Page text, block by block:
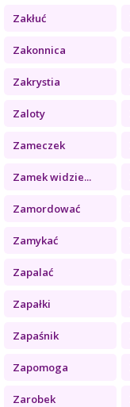
Zakłuć
Zakonnica
Zakrystia
Zaloty
Zameczek
Zamek widzie...
Zamordować
Zamykać
Zapalać
Zapałki
Zapaśnik
Zapomoga
Zarobek